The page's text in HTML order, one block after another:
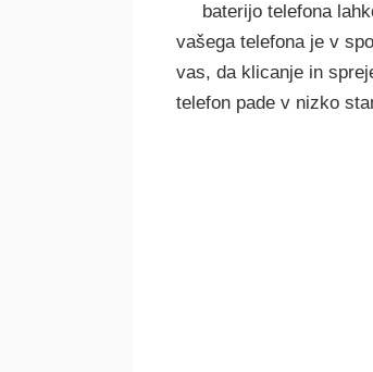
baterijo telefona
vašega telefona je v
vas, da klicanje in
telefon pade v nizko